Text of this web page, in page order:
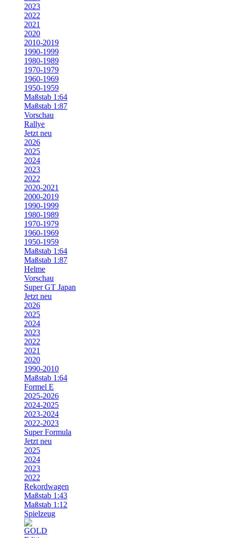
2023
2022
2021
2020
2010-2019
1990-1999
1980-1989
1970-1979
1960-1969
1950-1959
Maßstab 1:64
Maßstab 1:87
Vorschau
Rallye
Jetzt neu
2026
2025
2024
2023
2022
2020-2021
2000-2019
1990-1999
1980-1989
1970-1979
1960-1969
1950-1959
Maßstab 1:64
Maßstab 1:87
Helme
Vorschau
Super GT Japan
Jetzt neu
2026
2025
2024
2023
2022
2021
2020
1990-2010
Maßstab 1:64
Formel E
2025-2026
2024-2025
2023-2024
2022-2023
Super Formula
Jetzt neu
2025
2024
2023
2022
Rekordwagen
Maßstab 1:43
Maßstab 1:12
Spielzeug